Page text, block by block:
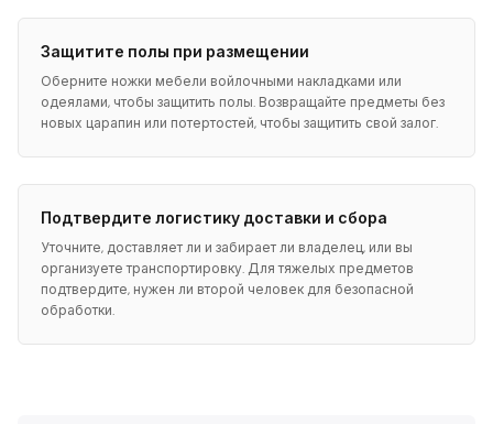
Защитите полы при размещении
Оберните ножки мебели войлочными накладками или
одеялами, чтобы защитить полы. Возвращайте предметы без
новых царапин или потертостей, чтобы защитить свой залог.
Подтвердите логистику доставки и сбора
Уточните, доставляет ли и забирает ли владелец, или вы
организуете транспортировку. Для тяжелых предметов
подтвердите, нужен ли второй человек для безопасной
обработки.